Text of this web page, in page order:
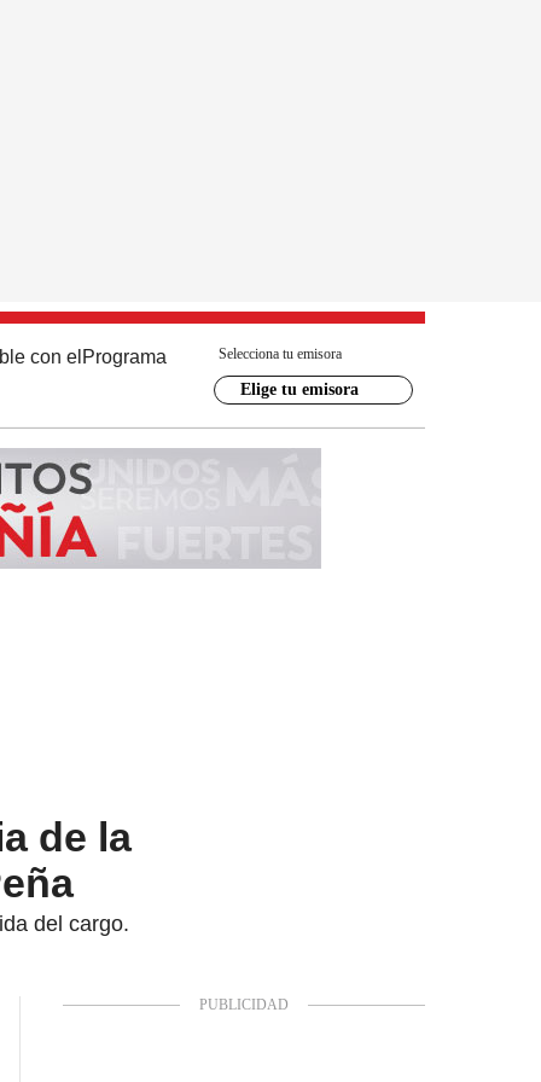
con el Programa Selecciona tu emisora
Elige tu emisora
de la
del cargo.